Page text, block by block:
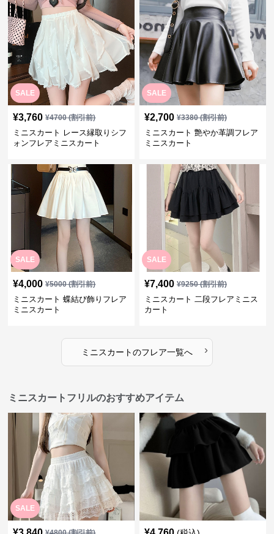
SALE
¥3,760 ¥4700(割引前)
ミニスカート レース縁取りシフ
ォンフレアミニスカート
SALE
¥2,700 ¥3380(割引前)
ミニスカート 艶やか革調フレア
ミニスカート
SALE
¥4,000 ¥5000(割引前)
ミニスカート 蝶結び飾りフレア
ミニスカート
SALE
¥7,400 ¥9250(割引前)
ミニスカート 二段フレアミニス
カート
ミニスカートのフレア一覧へ ›
ミニスカートフリルのおすすめアイテム
SALE